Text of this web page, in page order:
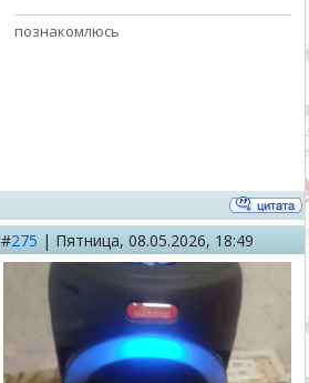
познакомлюсь
#275 | Пятница, 08.05.2026, 18:49